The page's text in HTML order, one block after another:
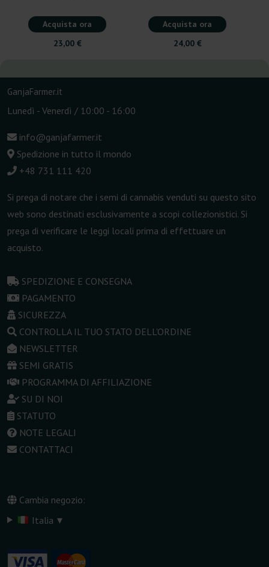
Acquista ora
23,00 €
Acquista ora
24,00 €
GanjaFarmer.it
Lunedì - Venerdì / 10:00 - 16:00
info@ganjafarmer.it
Spedizione in tutto il mondo
+48 731 111 420
Si prega di notare che i semi di cannabis venduti su questo sito
web sono destinati esclusivamente a scopi collezionistici. Si
prega di verificare le leggi locali prima di effettuare un
acquisto.
SPEDIZIONE E CONSEGNA
PAGAMENTO
SICUREZZA
CONTROLLA IL TUO STATO DELL'ORDINE
NEWSLETTER
SEMI GRATIS
PROGRAMMA DI AFFILIAZIONE
SU DI NOI
STATUTO
NOTE LEGALI
CONTATTACI
Cambia negozio:
Italia ▾